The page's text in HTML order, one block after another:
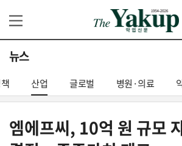
뉴스
산업 글로벌 병원·의료
엠에프씨, 10억 원 규모